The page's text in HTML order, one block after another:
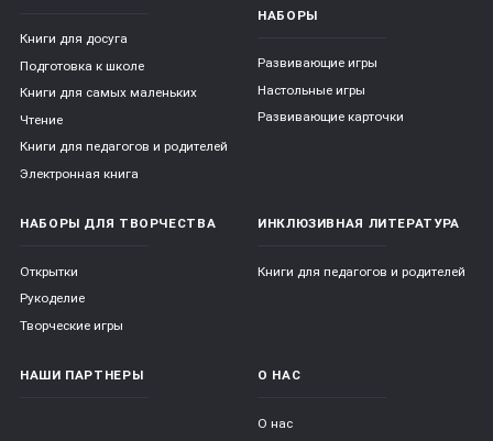
Книги для досуга
Подготовка к школе
Книги для самых маленьких
Чтение
Книги для педагогов и родителей
Электронная книга
НАБОРЫ
Развивающие игры
Настольные игры
Развивающие карточки
НАБОРЫ ДЛЯ ТВОРЧЕСТВА
Открытки
Рукоделие
Творческие игры
ИНКЛЮЗИВНАЯ ЛИТЕРАТУРА
Книги для педагогов и родителей
НАШИ ПАРТНЕРЫ О НАС
О нас